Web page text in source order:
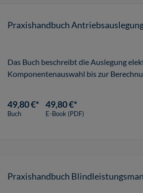
Praxishandbuch
Das Buch beschreibt die Auslegung
Komponentenauswahl bis zur
49,80 €*
Buch
49,80 €*
E-Book (PDF)
Praxishandbuch